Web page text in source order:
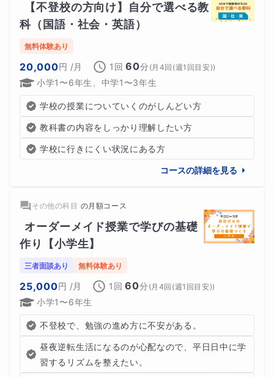
【不登校の方向け】自分で選べる教
科（国語・社会・英語）
無料体験あり
20,000円 /月 1回 60分 (月4回(週1回目安))
小学1〜6年生、中学1〜3年生
学校の授業についていくのがしんどい方
教科書の内容をしっかり理解したい方
学校に行きにくい状況にある方
コースの詳細を見る
その他の科目 の月額コース
オーダーメイド授業で学びの基礎
作り【小学生】
三者面談あり 無料体験あり
25,000円 /月 1回 60分 (月4回(週1回目安))
小学1〜6年生
不登校で、勉強の進め方に不安がある。
昼夜逆転生活になるのが心配なので、平日日中に学
習するリズムを整えたい。